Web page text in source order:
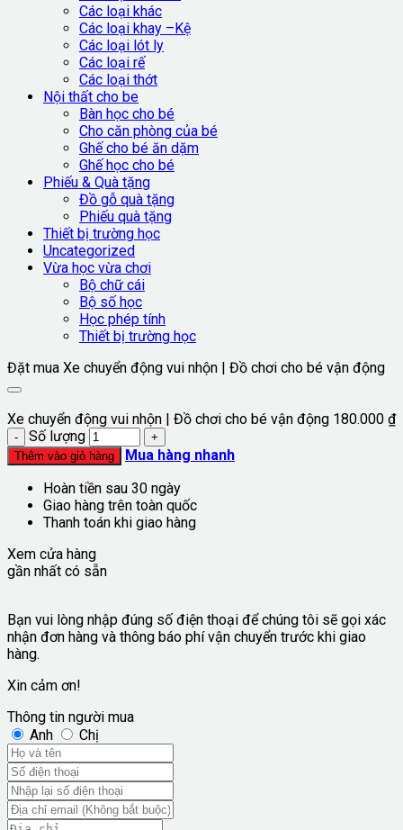
Các loại khác
Các loại khay –Kệ
Các loại lót ly
Các loại rế
Các loại thớt
Nội thất cho be
Bàn học cho bé
Cho căn phòng của bé
Ghế cho bé ăn dặm
Ghế học cho bé
Phiếu & Quà tặng
Đồ gỗ quà tặng
Phiếu quà tặng
Thiết bị trường học
Uncategorized
Vừa học vừa chơi
Bộ chữ cái
Bộ số học
Học phép tính
Thiết bị trường học
Đặt mua Xe chuyển động vui nhộn | Đồ chơi cho bé vận động
Xe chuyển động vui nhộn | Đồ chơi cho bé vận động 180.000 ₫
Số lượng
Thêm vào giỏ hàng
Mua hàng nhanh
Hoàn tiền sau 30 ngày
Giao hàng trên toàn quốc
Thanh toán khi giao hàng
Xem cửa hàng
gần nhất có sẵn
Bạn vui lòng nhập đúng số điện thoại để chúng tôi sẽ gọi xác
nhận đơn hàng và thông báo phí vận chuyển trước khi giao
hàng.
Xin cảm ơn!
Thông tin người mua
Anh
Chị